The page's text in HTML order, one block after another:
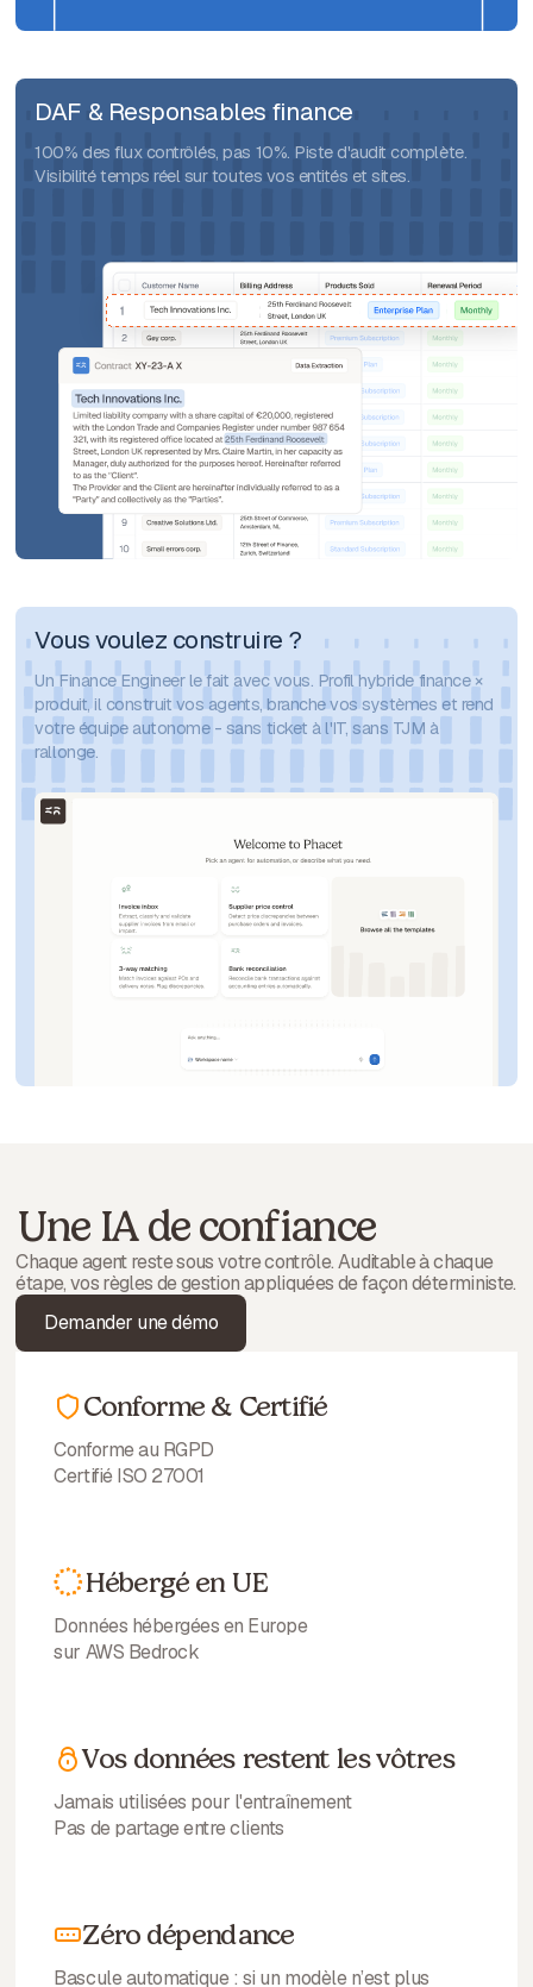
DAF & Responsables finance
100% des flux contrôlés, pas 10%. Piste d'audit complète.
Visibilité temps réel sur toutes vos entités et sites.
Vous voulez construire ?
Un Finance Engineer le fait avec vous. Profil hybride finance ×
produit, il construit vos agents, branche vos systèmes et rend
votre équipe autonome - sans ticket à l'IT, sans TJM à
rallonge.
Une IA de confiance
Chaque agent reste sous votre contrôle. Auditable à chaque
étape, vos règles de gestion appliquées de façon déterministe.
Demander une démo
Conforme & Certifié
Conforme au RGPD
Certifié ISO 27001
Hébergé en UE
Données hébergées en Europe
sur AWS Bedrock
Vos données restent les vôtres
Jamais utilisées pour l'entraînement
Pas de partage entre clients
Zéro dépendance
Bascule automatique : si un modèle n’est plus